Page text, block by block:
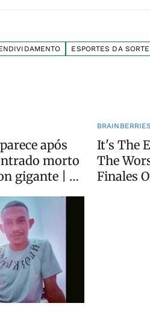
ESPORTES DA SORTE